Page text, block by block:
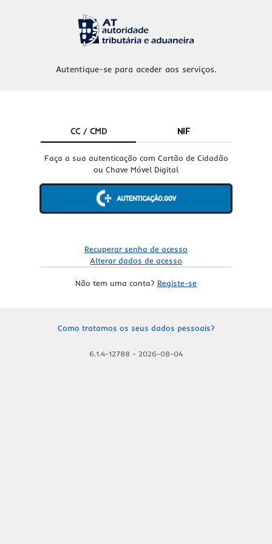
Autentique-se para aceder aos serviços.
CC / CMD NIF
Faça a sua autenticação com Cartão de Cidadão
ou Chave Móvel Digital
Recuperar senha de acesso
Alterar dados de acesso
Não tem uma conta? Registe-se
Como tratamos os seus dados pessoais?
6.1.4-12788 - 2026-08-04